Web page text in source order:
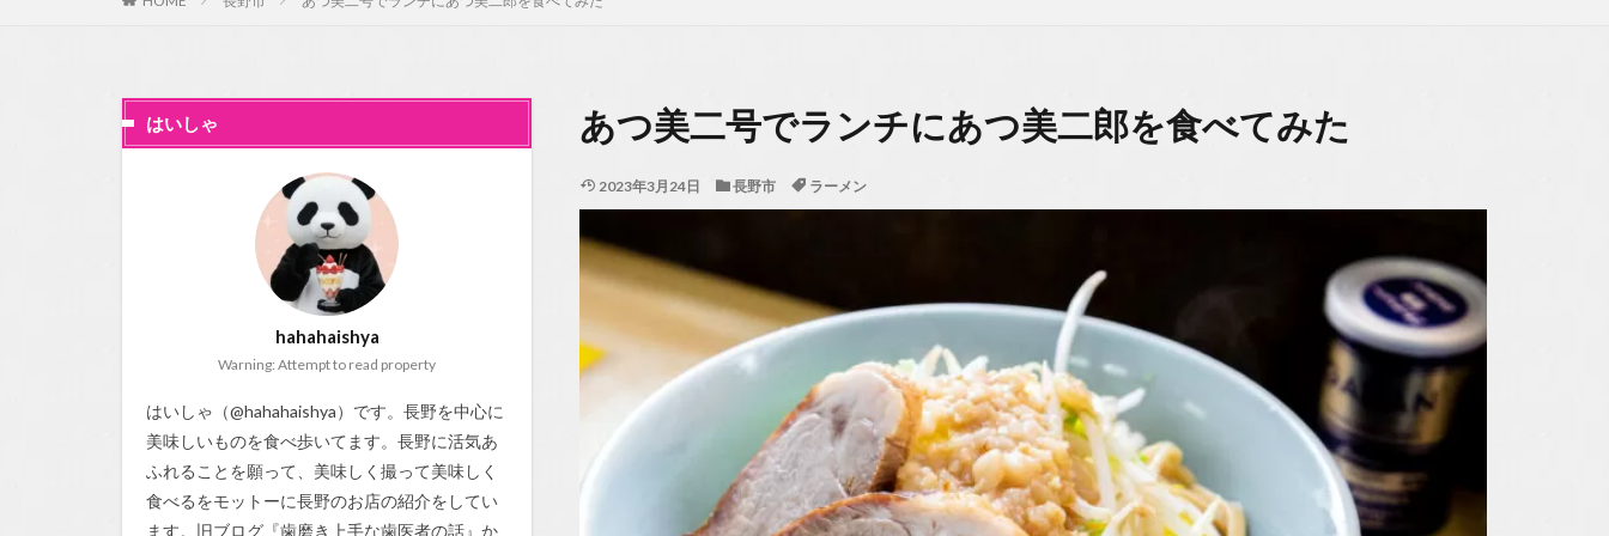
あつ美二号でランチにあつ美二郎を食べてみた
2023年3月24日 長野市 ラーメン
はいしゃ
hahahaishya
Warning: Attempt to read property
はいしゃ（@hahahaishya）です。長野を中心に
美味しいものを食べ歩いてます。長野に活気あ
ふれることを願って、美味しく撮って美味しく
食べるをモットーに長野のお店の紹介をしてい
ます。旧ブログ『歯磨き上手な歯医者の話』か